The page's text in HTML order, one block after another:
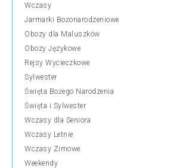
Wczasy
Jarmarki Bożonarodzeniowe
Obozy dla Maluszków
Obozy Językowe
Rejsy Wycieczkowe
Sylwester
Święta Bożego Narodzenia
Święta i Sylwester
Wczasy dla Seniora
Wczasy Letnie
Wczasy Zimowe
Weekendy